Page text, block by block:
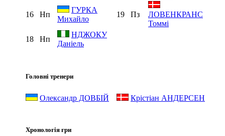
16 Нп
ГУРКА
Михайло
19 Пз
ЛОВЕНКРАНС
Томмі
18
Нп
НДЖОКУ
Даніель
Головні тренери
Олександр ДОВБІЙ Крістіан АНДЕРСЕН
Хронологія гри